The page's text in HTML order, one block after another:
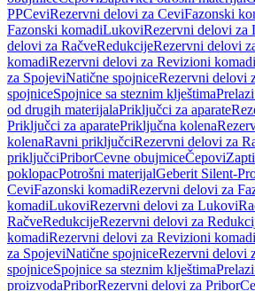
PPCeviRezervni delovi za CeviFazonski
Fazonski komadiLukoviRezervni delovi za
delovi za RačveRedukcijeRezervni delovi
komadiRezervni delovi za Revizioni komadi
za SpojeviNatične spojniceRezervni delovi
spojniceSpojnice sa steznim klještima
od drugih materijalaPriključci za aparate
Priključci za aparatePriključna kolena
kolenaRavni priključciRezervni delovi za
priključciPriborCevne obujmiceČepovi
poklopacPotrošni materijalGeberit Silent-
CeviFazonski komadiRezervni delovi za
komadiLukoviRezervni delovi za Lukovi
RačveRedukcijeRezervni delovi za
komadiRezervni delovi za Revizioni komadi
za SpojeviNatične spojniceRezervni delovi
spojniceSpojnice sa steznim klještima
proizvodaPriborRezervni delovi za Pribor